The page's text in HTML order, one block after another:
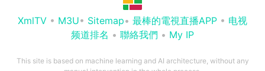
XmlTV • M3U• Sitemap• 最棒的電視直播APP • 电视
频道排名 • 聯絡我們 • My IP
This site is based on machine learning and AI architecture, without any